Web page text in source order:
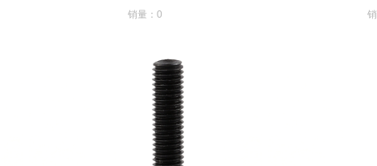
销量：0